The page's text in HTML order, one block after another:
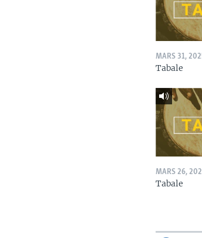
MARS 31,
Tabale
MARS 26,
Tabale